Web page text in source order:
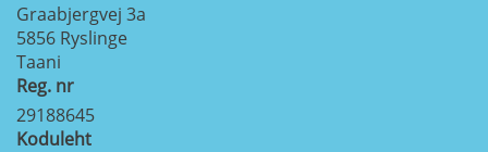
Graabjergvej 3a
5856 Ryslinge
Taani
Reg. nr
29188645
Koduleht